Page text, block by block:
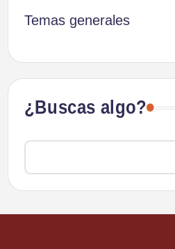
Temas generales
¿Buscas algo?